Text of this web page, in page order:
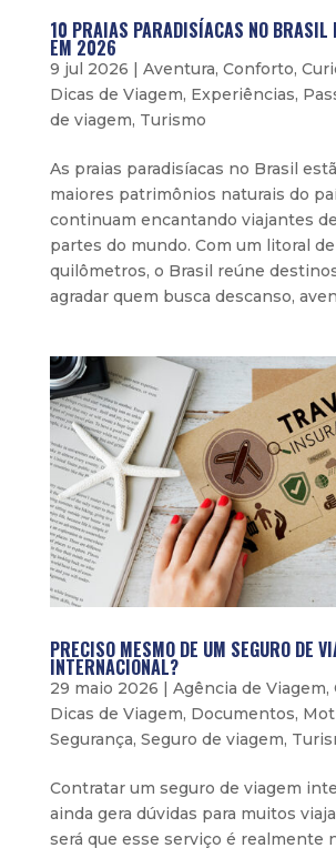
10 PRAIAS PARADISÍACAS NO BRASIL
EM 2026
9 jul 2026 Aventura, Conforto,
Dicas de Viagem, Experiências,
de viagem, Turismo
As praias paradisíacas no Brasil
maiores patrimônios naturais do
continuam encantando viajantes
partes do mundo. Com um litoral
quilômetros, o Brasil reúne
agradar quem busca descanso,
PRECISO MESMO DE UM SEGURO DE
INTERNACIONAL?
29 maio 2026 | Agência de Viagem,
Dicas de Viagem, Documentos,
Segurança, Seguro de viagem,
Contratar um seguro de viagem
ainda gera dúvidas para muitos
será que esse serviço é realmente